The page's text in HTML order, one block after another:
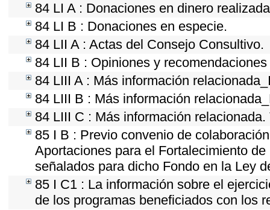
84 LI A : Donaciones en dinero
84 LI B : Donaciones en especie.
84 LII A : Actas del Consejo Consultivo.
84 LII B : Opiniones y
84 LIII A : Más información
84 LIII B : Más información
84 LIII C : Más información
85 I B : Previo convenio de
Aportaciones para el Fortalecimiento
señalados para dicho Fondo en la Ley
85 I C1 : La información sobre el
de los programas beneficiados con los